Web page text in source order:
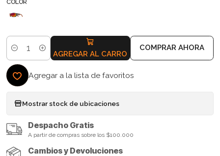
COLOR
Cantidad AGREGAR AL CARRO
COMPRAR AHORA
Agregar a la lista de favoritos
Mostrar stock de ubicaciones
Despacho Gratis
A partir de compras sobre los $100.000
Cambios y Devoluciones